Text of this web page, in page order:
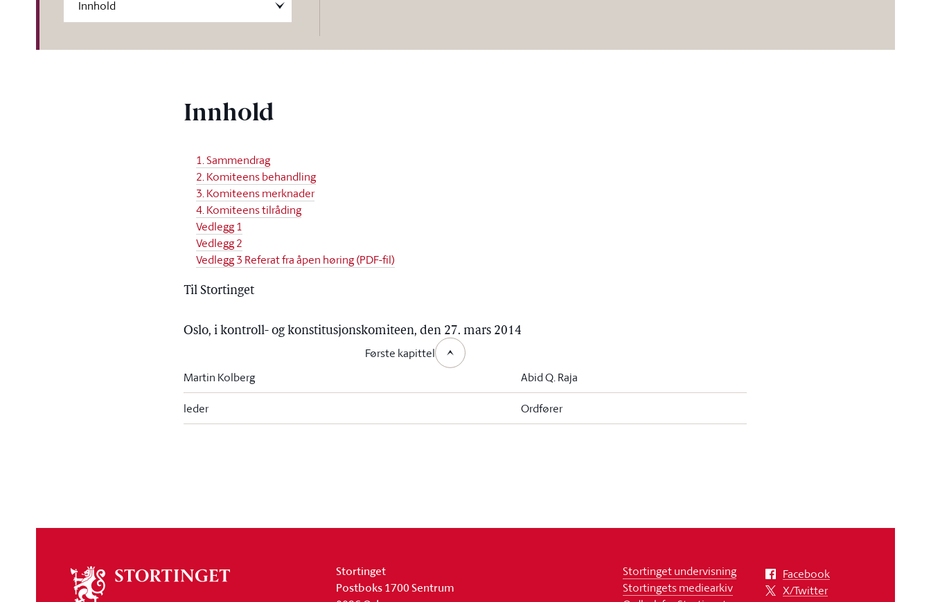
Innhold
1. Sammendrag
2. Komiteens behandling
3. Komiteens merknader
4. Komiteens tilråding
Vedlegg 1
Vedlegg 2
Vedlegg 3 Referat fra åpen høring (PDF-fil)
Til Stortinget
Oslo, i kontroll- og konstitusjonskomiteen, den 27. mars 2014
Martin Kolberg Abid Q. Raja
leder Ordfører
Første kapittel
stortinget
Stortinget
Postboks 1700 Sentrum
Stortinget undervisning
Stortingets mediearkiv
Facebook
X/Twitter